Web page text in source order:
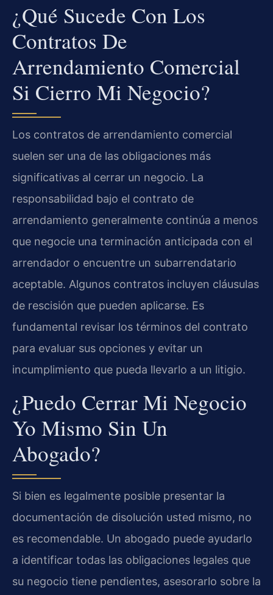
¿Qué Sucede Con Los
Contratos De
Arrendamiento Comercial
Si Cierro Mi Negocio?
Los contratos de arrendamiento comercial
suelen ser una de las obligaciones más
significativas al cerrar un negocio. La
responsabilidad bajo el contrato de
arrendamiento generalmente continúa a menos
que negocie una terminación anticipada con el
arrendador o encuentre un subarrendatario
aceptable. Algunos contratos incluyen cláusulas
de rescisión que pueden aplicarse. Es
fundamental revisar los términos del contrato
para evaluar sus opciones y evitar un
incumplimiento que pueda llevarlo a un litigio.
¿Puedo Cerrar Mi Negocio
Yo Mismo Sin Un
Abogado?
Si bien es legalmente posible presentar la
documentación de disolución usted mismo, no
es recomendable. Un abogado puede ayudarlo
a identificar todas las obligaciones legales que
su negocio tiene pendientes, asesorarlo sobre la